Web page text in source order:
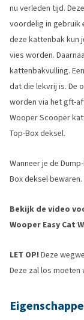
nu verleden tijd.
voordelig in gebruik
deze kattenbak kun
vies worden.
kattenbakvulling.
dat die lekvrij is. De
worden via het gft-
Wooper Scooper
Top-Box deksel.
Wanneer je de
Box deksel
Bekijk de video
Wooper Easy Cat
LET OP! Deze
Deze zal los